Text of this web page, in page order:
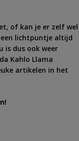
of kan je er zelf wel
een lichtpuntje altijd
is dus ook weer
Kahlo Llama
artikelen in het